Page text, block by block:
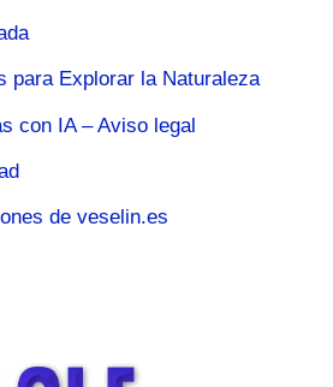
para Explorar la Naturaleza
con IA – Aviso legal
de veselin.es